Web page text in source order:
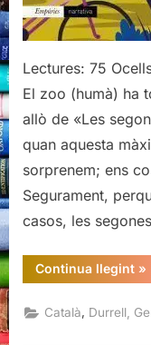
Lectures: 75
El zoo (humà) ha
allò de «Les
quan aquesta
sorprenem; ens
Segurament,
casos, les
Continua llegint »
Català, Durrell,